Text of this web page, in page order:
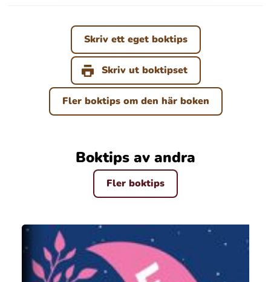
Skriv ett eget boktips
Skriv ut boktipset
Fler boktips om den här boken
Boktips av andra
Fler boktips